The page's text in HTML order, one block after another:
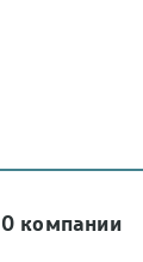
О компании